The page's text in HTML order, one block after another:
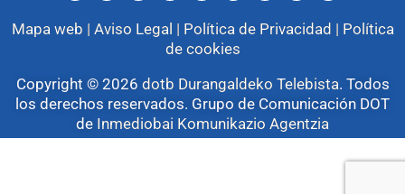
Mapa web | Aviso Legal | Política de Privacidad | Política
de cookies
Copyright © 2026 dotb Durangaldeko Telebista. Todos
los derechos reservados. Grupo de Comunicación DOT
de Inmediobai Komunikazio Agentzia